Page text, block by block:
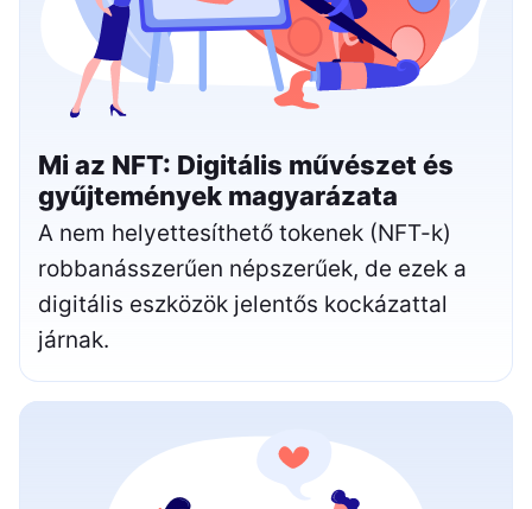
Mi az NFT: Digitális művészet és
gyűjtemények magyarázata
A nem helyettesíthető tokenek (NFT-k)
robbanásszerűen népszerűek, de ezek a
digitális eszközök jelentős kockázattal
járnak.